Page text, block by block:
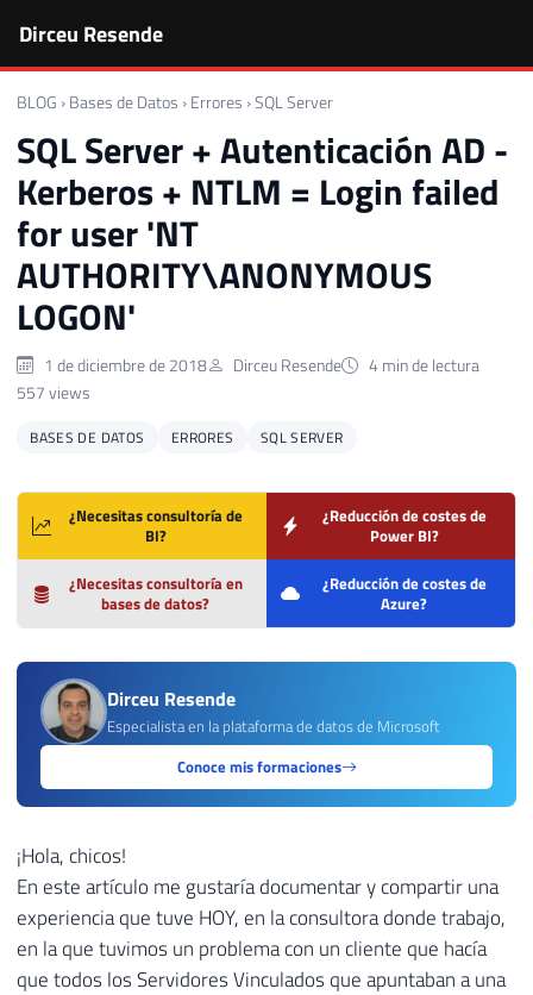
Dirceu Resende
BLOG › Bases de Datos › Errores ›SQL Server
SQL Server + Autenticación AD -
Kerberos + NTLM = Login failed
for user 'NT
AUTHORITY\ANONYMOUS
LOGON'
1 de diciembre de 2018 Dirceu Resende
4 min de lectura
557 views
BASES DE DATOS ERRORES SQL SERVER
¿Necesitas consultoría de
BI?
¿Reducción de costes de
Power BI?
¿Necesitas consultoría en
bases de datos?
¿Reducción de costes de
Azure?
Dirceu Resende
Especialista en la plataforma de datos de Microsoft
Conoce mis formaciones
¡Hola, chicos!
En este artículo me gustaría documentar y compartir una
experiencia que tuve HOY, en la consultora donde trabajo,
en la que tuvimos un problema con un cliente que hacía
que todos los Servidores Vinculados que apuntaban a una